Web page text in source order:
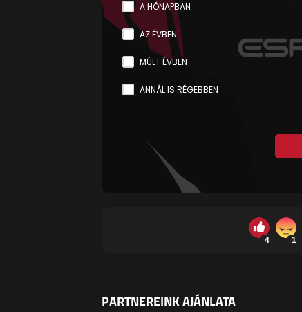
A HÓNAPBAN
AZ ÉVBEN
MÚLT ÉVBEN
ANNÁL IS RÉGEBBEN
4 1
PARTNEREINK AJÁNLATA